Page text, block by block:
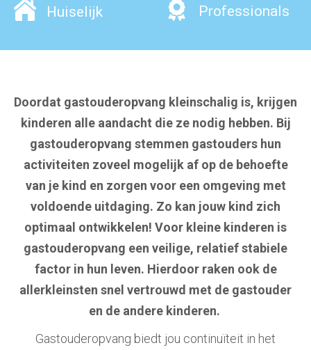
Huiselijk Professionals
Doordat gastouderopvang kleinschalig is, krijgen
kinderen alle aandacht die ze nodig hebben. Bij
gastouderopvang stemmen gastouders hun
activiteiten zoveel mogelijk af op de behoefte
van je kind en zorgen voor een omgeving met
voldoende uitdaging. Zo kan jouw kind zich
optimaal ontwikkelen! Voor kleine kinderen is
gastouderopvang een veilige, relatief stabiele
factor in hun leven. Hierdoor raken ook de
allerkleinsten snel vertrouwd met de gastouder
en de andere kinderen.
Gastouderopvang biedt jou continuïteit in het